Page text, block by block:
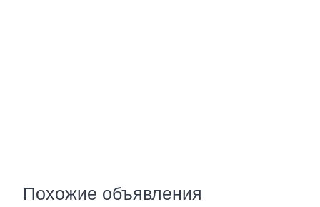
Похожие объявления